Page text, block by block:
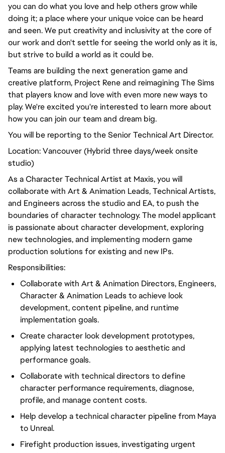
you can do what you love and help others grow while
doing it; a place where your unique voice can be heard
and seen. We put creativity and inclusivity at the core of
our work and don't settle for seeing the world only as it is,
but strive to build a world as it could be.
Teams are building the next generation game and
creative platform, Project Rene and reimagining The Sims
that players know and love with even more new ways to
play. We're excited you're interested to learn more about
how you can join our team and dream big.
You will be reporting to the Senior Technical Art Director.
Location: Vancouver (Hybrid three days/week onsite
studio)
As a Character Technical Artist at Maxis, you will
collaborate with Art & Animation Leads, Technical Artists,
and Engineers across the studio and EA, to push the
boundaries of character technology. The model applicant
is passionate about character development, exploring
new technologies, and implementing modern game
production solutions for existing and new IPs.
Responsibilities:
Collaborate with Art & Animation Directors, Engineers,
Character & Animation Leads to achieve look
development, content pipeline, and runtime
implementation goals.
Create character look development prototypes,
applying latest technologies to aesthetic and
performance goals.
Collaborate with technical directors to define
character performance requirements, diagnose,
profile, and manage content costs.
Help develop a technical character pipeline from Maya
to Unreal.
Firefight production issues, investigating urgent